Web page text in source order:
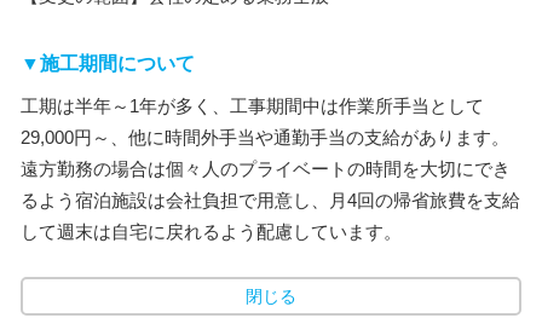
▼施工期間について
工期は半年～1年が多く、工事期間中は作業所手当として
29,000円～、他に時間外手当や通勤手当の支給があります。
遠方勤務の場合は個々人のプライベートの時間を大切にでき
るよう宿泊施設は会社負担で用意し、月4回の帰省旅費を支給
して週末は自宅に戻れるよう配慮しています。
閉じる